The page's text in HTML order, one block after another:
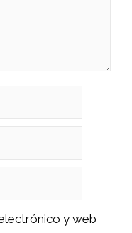
y web